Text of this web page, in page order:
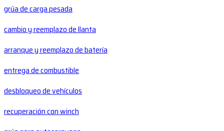
grúa de carga pesada
cambio y reemplazo de llanta
arranque y reemplazo de batería
entrega de combustible
desbloqueo de vehículos
recuperación con winch